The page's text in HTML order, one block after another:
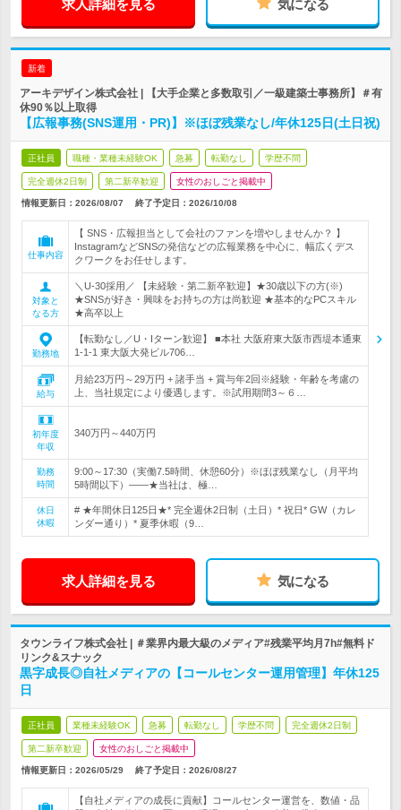
求人詳細を見る 気になる
新着
アーキデザイン株式会社 | 【大手企業と多数取引／一級建築士事務所】＃有
休90％以上取得
【広報事務(SNS運用・PR)】※ほぼ残業なし/年休125日(土日祝)
正社員 職種・業種未経験OK 急募 転勤なし 学歴不問
完全週休2日制 第二新卒歓迎 女性のおしごと掲載中
情報更新日：2026/08/07 終了予定日： 2026/10/08
仕事内容
【 SNS・広報担当として会社のファンを増やしませんか？ 】
InstagramなどSNSの発信などの広報業務を中心に、幅広くデス
クワークをお任せします。
対象と
なる方
＼U‐30採用／ 【未経験・第二新卒歓迎】★30歳以下の方(※)
★SNSが好き・興味をお持ちの方は尚歓迎 ★基本的なPCスキル
★高卒以上
勤務地
【転勤なし／U・Iターン歓迎】 ■本社 大阪府東大阪市西堤本通東
1-1-1 東大阪大発ビル706…
給与
月給23万円～29万円 + 諸手当 + 賞与年2回※経験・年齢を考慮の
上、当社規定により優遇します。※試用期間3～６…
初年度
年収
340万円～440万円
勤務
時間
9:00～17:30（実働7.5時間、休憩60分）※ほぼ残業なし（月平均
5時間以下）――★当社は、極…
休日
休暇
# ★年間休日125日★* 完全週休2日制（土日）* 祝日* GW（カレ
ンダー通り）* 夏季休暇（9…
求人詳細を見る 気になる
タウンライフ株式会社 | ＃業界内最大級のメディア#残業平均月7h#無料ド
リンク&スナック
黒字成長◎自社メディアの【コールセンター運用管理】年休125
日
正社員 業種未経験OK 急募 転勤なし 学歴不問 完全週休2日制
第二新卒歓迎 女性のおしごと掲載中
情報更新日：2026/05/29 終了予定日： 2026/08/27
【自社メディアの成長に貢献】コールセンター運営を、数値・品